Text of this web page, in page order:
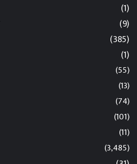
(1)
(9)
(385)
(1)
(55)
(13)
(74)
(101)
(11)
(3,485)